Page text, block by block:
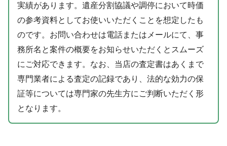
実績があります。遺産分割協議や調停において時価
の参考資料としてお使いいただくことを想定したも
のです。お問い合わせは電話またはメールにて、事
務所名と案件の概要をお知らせいただくとスムーズ
にご対応できます。なお、当店の査定書はあくまで
専門業者による査定の記録であり、法的な効力の保
証等については専門家の先生方にご判断いただく形
となります。